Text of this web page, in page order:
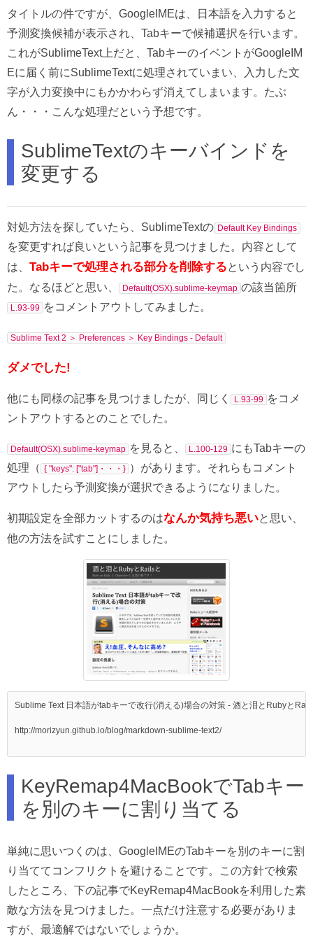
タイトルの件ですが、GoogleIMEは、日本語を入力すると
予測変換候補が表示され、Tabキーで候補選択を行います。
これがSublimeText上だと、TabキーのイベントがGoogleIM
Eに届く前にSublimeTextに処理されていまい、入力した文
字が入力変換中にもかかわらず消えてしまいます。たぶ
ん・・・こんな処理だという予想です。
SublimeTextのキーバインドを
変更する
対処方法を探していたら、SublimeTextの Default Key Bindings
を変更すれば良いという記事を見つけました。内容として
は、 Tabキーで処理される部分を削除するという内容でし
た。なるほどと思い、
Default(OSX).sublime-keymap の該当箇所
L.93-99 をコメントアウトしてみました。
Sublime Text 2 ＞ Preferences ＞ Key Bindings - Default
ダメでした!
他にも同様の記事を見つけましたが、同じく L.93-99 をコメ
ントアウトするとのことでした。
Default(OSX).sublime-keymap を見ると、 L.100-129 にもTabキーの
処理（ { "keys": ["tab"]・・・} ）があります。それらもコメント
アウトしたら予測変換が選択できるようになりました。
初期設定を全部カットするのはなんか気持ち悪いと思い、
他の方法を試すことにしました。
Sublime Text 日本語がtabキーで改行(消える)場合の対策 - 酒と泪とRubyと
http://morizyun.github.io/blog/markdown-sublime-text2/
KeyRemap4MacBookでTabキー
を別のキーに割り当てる
単純に思いつくのは、GoogleIMEのTabキーを別のキーに割
り当ててコンフリクトを避けることです。この方針で検索
したところ、下の記事でKeyRemap4MacBookを利用した素
敵な方法を見つけました。一点だけ注意する必要がありま
すが、最適解ではないでしょうか。